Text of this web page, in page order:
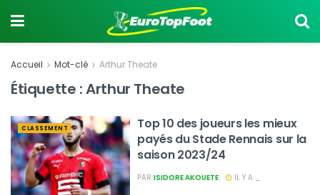
Accueil Mot-clé Arthur Theate
Étiquette :Arthur Theate
CLASSEMENT
Top 10 des joueurs les mieux
payés du Stade Rennais sur la
saison 2023/24
PAR ISIDORE AKOUETE IL Y A _